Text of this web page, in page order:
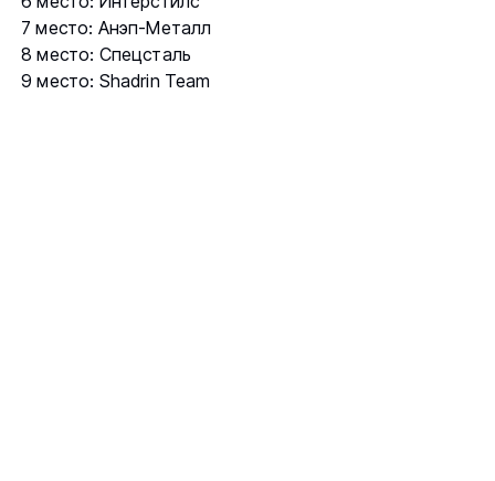
7 место: Анэп-Металл
8 место: Спецсталь
9 место: Shadrin Team